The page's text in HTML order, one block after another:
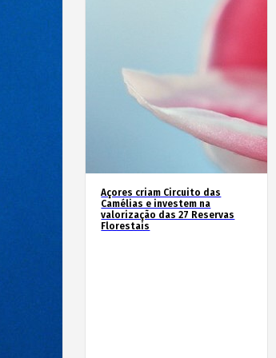
Açores criam Circuito das
Camélias e investem na
valorização das 27 Reservas
Florestais